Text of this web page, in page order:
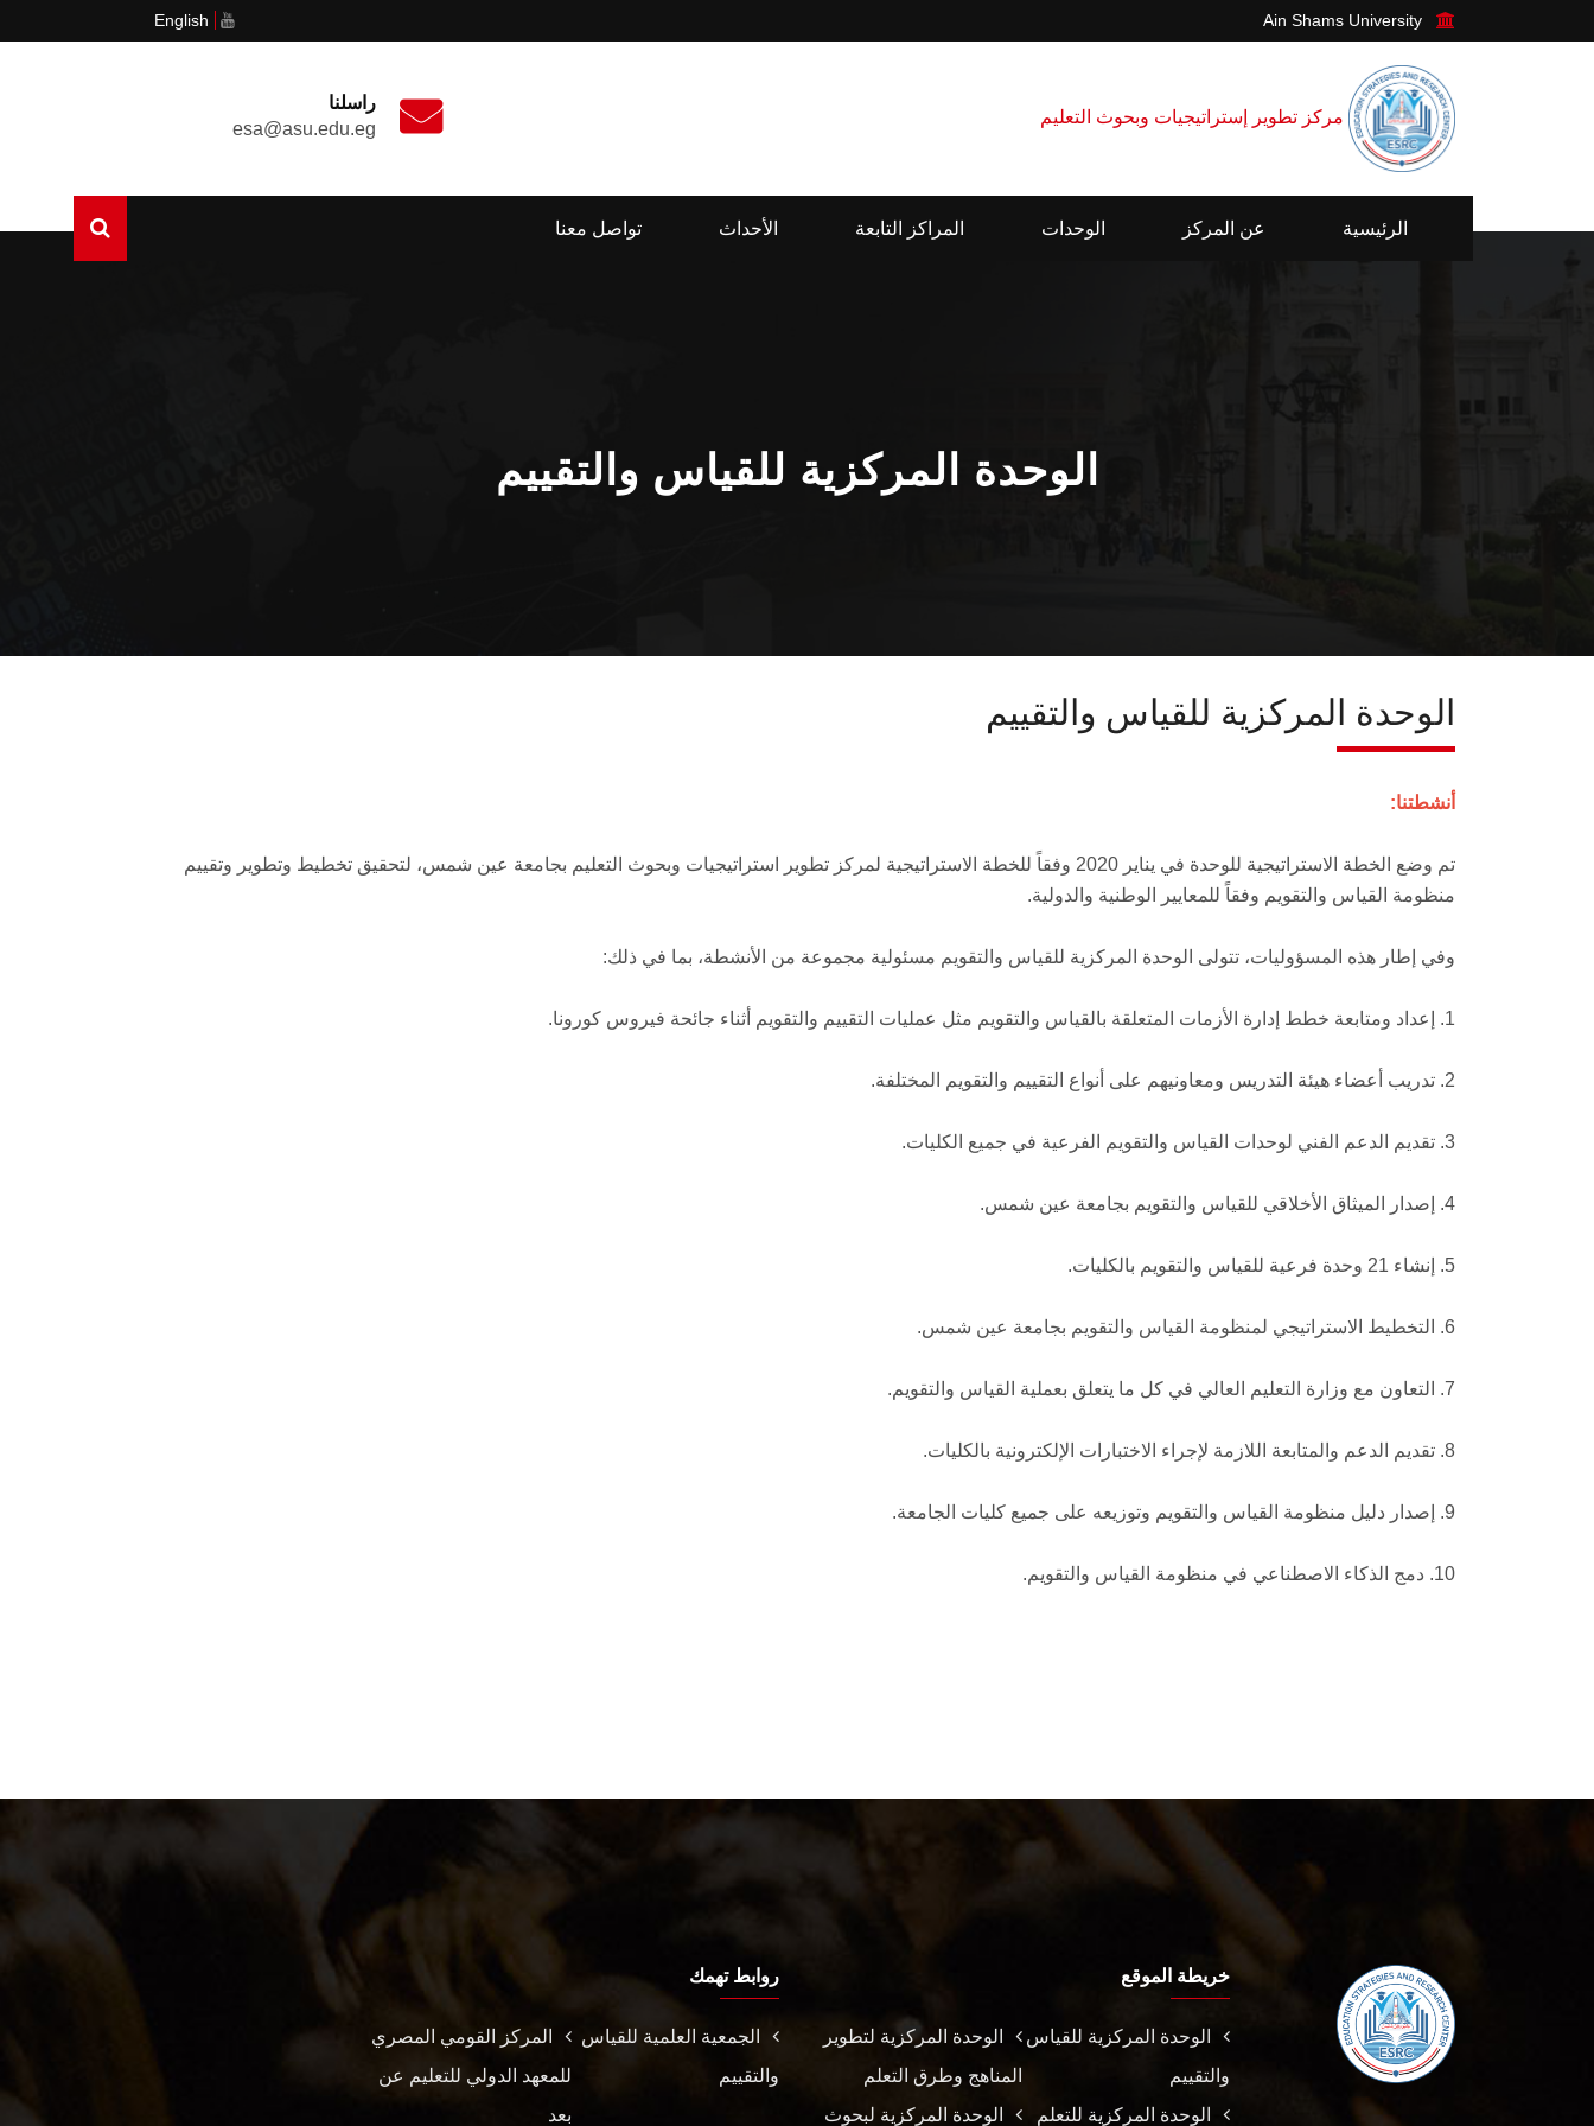
Ain Shams University
English
راسلنا
esa@asu.edu.eg
الرئيسية عن المركز الوحدات المراكز التابعة الأحداث تواصل معنا
الوحدة المركزية للقياس والتقييم
الوحدة المركزية للقياس والتقييم
أنشطتنا:
تم وضع الخطة الاستراتيجية للوحدة في يناير 2020 وفقاً للخطة الاستراتيجية لمركز تطوير استراتيجيات وبحوث التعليم بجامعة عين شمس، لتحقيق تخطيط وتطوير وتقييم
منظومة القياس والتقويم وفقاً للمعايير الوطنية والدولية.
وفي إطار هذه المسؤوليات، تتولى الوحدة المركزية للقياس والتقويم مسئولية مجموعة من الأنشطة، بما في ذلك:
1. إعداد ومتابعة خطط إدارة الأزمات المتعلقة بالقياس والتقويم مثل عمليات التقييم والتقويم أثناء جائحة فيروس كورونا.
2. تدريب أعضاء هيئة التدريس ومعاونيهم على أنواع التقييم والتقويم المختلفة.
3. تقديم الدعم الفني لوحدات القياس والتقويم الفرعية في جميع الكليات.
4. إصدار الميثاق الأخلاقي للقياس والتقويم بجامعة عين شمس.
5. إنشاء 21 وحدة فرعية للقياس والتقويم بالكليات.
6. التخطيط الاستراتيجي لمنظومة القياس والتقويم بجامعة عين شمس.
7. التعاون مع وزارة التعليم العالي في كل ما يتعلق بعملية القياس والتقويم.
8. تقديم الدعم والمتابعة اللازمة لإجراء الاختبارات الإلكترونية بالكليات.
9. إصدار دليل منظومة القياس والتقويم وتوزيعه على جميع كليات الجامعة.
10. دمج الذكاء الاصطناعي في منظومة القياس والتقويم.
خريطة الموقع
الوحدة المركزية للقياس
والتقييم
الوحدة المركزية لتطوير
المناهج وطرق التعلم
الوحدة المركزية للتعلم
الوحدة المركزية لبحوث
روابط تهمك
الجمعية العلمية للقياس
والتقييم
المركز القومي المصري
للمعهد الدولي للتعليم عن
بعد